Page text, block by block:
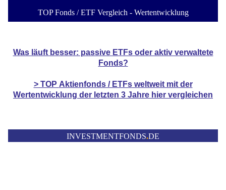
TOP Fonds / ETF Vergleich - Wertentwicklung
Was läuft besser: passive ETFs oder aktiv verwaltete
Fonds?
> TOP Aktienfonds / ETFsweltweit mit der
Wertentwicklung der letzten 3 Jahre hier vergleichen
INVESTMENTFONDS.DE